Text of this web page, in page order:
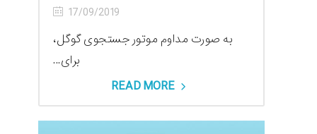
17/09/2019
به صورت مداوم موتور جستجوی گوگل،
برای...
READ MORE